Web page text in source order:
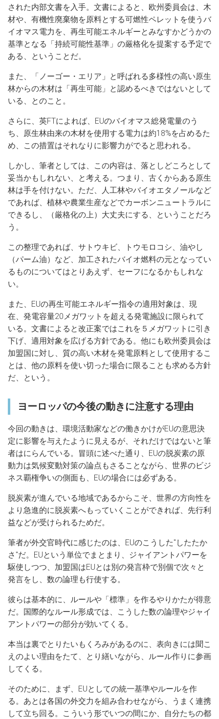
された内部文書を入手。文書によると、欧州委員会は、木
材や、有機性廃棄物を原料とする可燃性ペレットを使うバ
イオマス電力を、再生可能エネルギーとみなすかどうかの
基準となる「持続可能性基準」の厳格化を提案する予定で
ある、ということだ。
また、「ノーゴー・エリア」と呼ばれる多様性の高い原生
林からの木材は「再生可能」と認めるべきではないとして
いる、とのこと。
さらに、英FTによれば、EUのバイオマス総発電量のう
ち、原生林由来の木材を使用する電力は約18%を占めるた
め、この措置はそれなりに影響力がでると思われる。
しかし、筆者としては、この内容は、落としどころとして
妥当かもしれない、と考える。つまり、古くからある原生
林は手を付けない。ただ、人工林やバイオエタノールなど
であれば、植林や農業生産などでカーボンニュートラルに
できるし、（厳格化の上）大丈夫にする、ということだろ
う。
この整理であれば、サトウキビ、トウモロコシ、油やし
（パーム油）など、加工されたバイオ燃料の元となってい
るものについてはとりあえず、セーフになるかもしれな
い。
また、EUの再生可能エネルギー指令の適用対象は、現
在、発電容量20メガワットを超える発電施設に限られて
いる。文書によると改正案ではこれを５メガワットに引き
下げ、適用対象を広げる方針である。他にも欧州委員会は
加盟国に対し、質の高い木材を発電原料として使用するこ
とは、他の原料を使い切った場合に限ることも求める方針
だ、という。
ヨーロッパの今後の動きに注意する理由
今回の動きは、環境活動家などの働きかけがEUの意思決
定に影響を与えたように見えるが、それだけではないと筆
者はにらんでいる。冒頭に述べた通り、EUの脱炭素の原
動力は気候変動対策の論点もさることながら、世界のビジ
ネス覇権争いの側面も、EUの場合には必ずある。
脱炭素が進んでいる地域であるからこそ、世界の方向性を
より急進的に脱炭素へもっていくことができれば、先行利
益などが受けられるためだ。
筆者が外交官時代に感じたのは、EUのこうした"したたか
さ"だ。EUという単位でまとまり、ジャイアントパワーを
駆使しつつ、加盟国はEUとは別の発言枠で別個で次々と
発言をし、数の論理も行使する。
彼らは基本的に、ルールや「標準」を作るやりかたが得意
だ。国際的なルール形成では、こうした数の論理やジャイ
アントパワーの部分が効いてくる。
本当は裏でとりたいもくろみがあるのに、表向きには聞こ
えのよい理由をたて、とり繕いながら、ルール作りに参画
してくる。
そのために、まず、EUとしての統一基準やルールを作
る。あとは各国の外交力を組み合わせながら、うまく連携
して立ち回る。こういう形でいつの間にか、自分たちの都